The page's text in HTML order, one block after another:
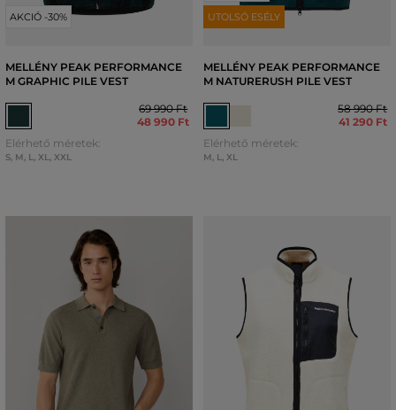
AKCIÓ -30%
MELLÉNY PEAK PERFORMANCE
M GRAPHIC PILE VEST
69 990 Ft
48 990 Ft
Elérhető méretek:
S, M, L, XL, XXL
UTOLSÓ ESÉLY
MELLÉNY PEAK PERFORMANCE
M NATURERUSH PILE VEST
58 990 Ft
41 290 Ft
Elérhető méretek:
M, L, XL